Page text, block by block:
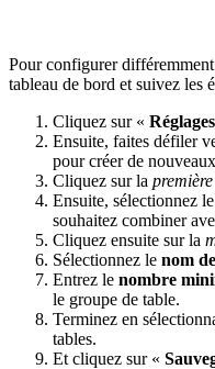
Pour configurer
tableau de bord et suivez les
Cliquez sur « Réglages
Ensuite, faites défiler
pour créer de
Cliquez sur la
Ensuite, sélectionnez le
souhaitez combiner
Cliquez ensuite sur la
Sélectionnez le nom
Entrez le nombre
le groupe de table.
Terminez en
tables.
Et cliquez sur «